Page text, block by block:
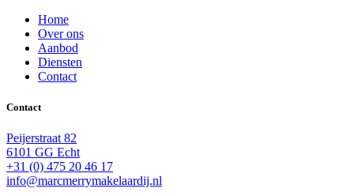
Home
Over ons
Aanbod
Diensten
Contact
Contact
Peijerstraat 82
6101 GG Echt
+31 (0) 475 20 46 17
info@marcmerrymakelaardij.nl